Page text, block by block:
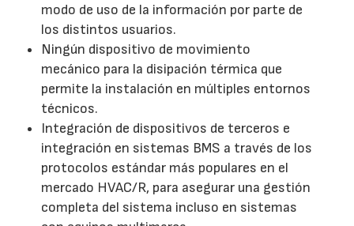
modo de uso de la información por parte de
los distintos usuarios.
Ningún dispositivo de movimiento
mecánico para la disipación térmica que
permite la instalación en múltiples entornos
técnicos.
Integración de dispositivos de terceros e
integración en sistemas BMS a través de los
protocolos estándar más populares en el
mercado HVAC/R, para asegurar una gestión
completa del sistema incluso en sistemas